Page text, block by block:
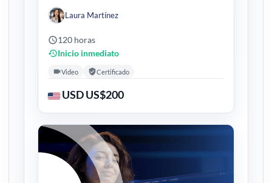
Laura Martínez
120 horas
Inicio inmediato
Video Certificado
USD US$200